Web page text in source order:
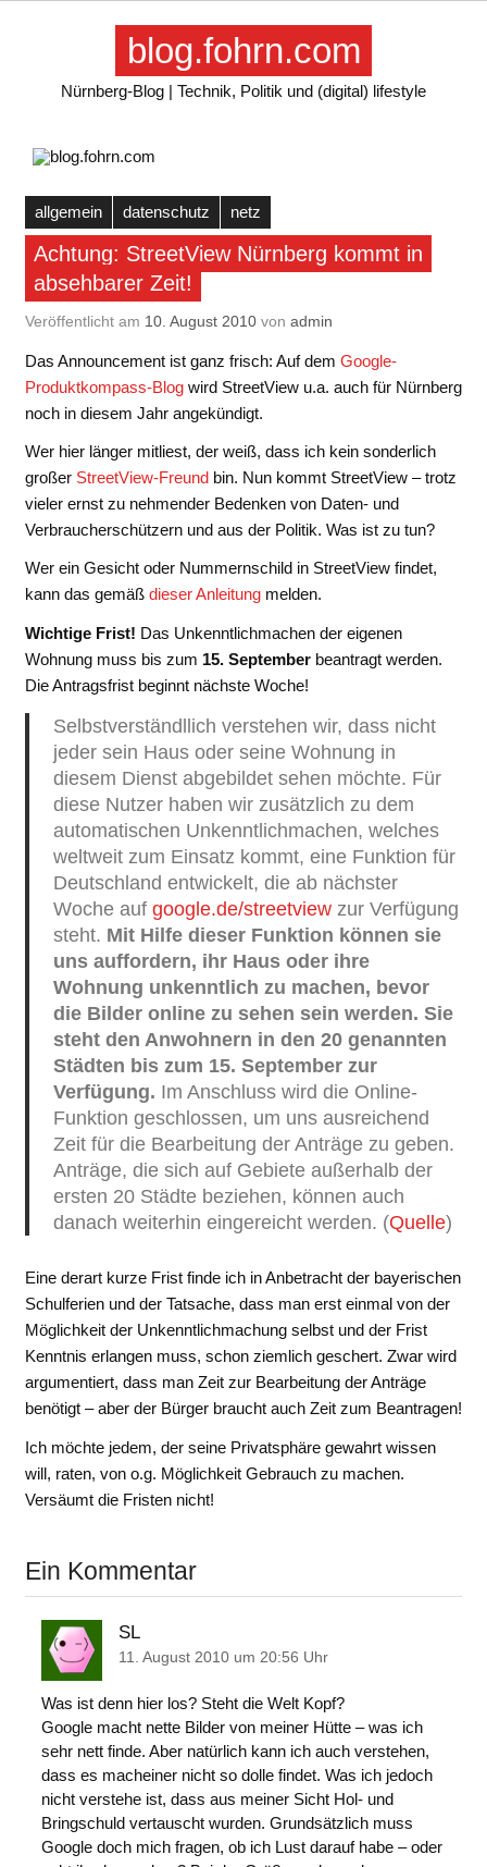
Skip
blog.fohrn.com
Nürnberg-Blog | Technik, Politik und (digital) lifestyle
allgemein datenschutz netz
Achtung: StreetView Nürnberg kommt in
absehbarer Zeit!
Veröffentlicht am 10. August 2010von admin
Das Announcement ist ganz frisch: Auf dem Google-
Produktkompass-Blogwird StreetView u.a. auch für Nürnberg
noch in diesem Jahr angekündigt.
Wer hier länger mitliest, der weiß, dass ich kein sonderlich
großer StreetView-Freundbin. Nun kommt StreetView – trotz
vieler ernst zu nehmender Bedenken von Daten- und
Verbraucherschützern und aus der Politik. Was ist zu tun?
Wer ein Gesicht oder Nummernschild in StreetView findet,
kann das gemäß dieser Anleitungmelden.
Wichtige Frist! Das Unkenntlichmachen der eigenen
Wohnung muss bis zum 15. Septemberbeantragt werden.
Die Antragsfrist beginnt nächste Woche!
Selbstverständllich verstehen wir, dass nicht
jeder sein Haus oder seine Wohnung in
diesem Dienst abgebildet sehen möchte. Für
diese Nutzer haben wir zusätzlich zu dem
automatischen Unkenntlichmachen, welches
weltweit zum Einsatz kommt, eine Funktion für
Deutschland entwickelt, die ab nächster
Woche aufgoogle.de/streetview zur Verfügung
steht. Mit Hilfe dieser Funktion können sie
uns auffordern, ihr Haus oder ihre
Wohnung unkenntlich zu machen, bevor
die Bilder online zu sehen sein werden. Sie
steht den Anwohnern in den 20 genannten
Städten bis zum 15. September zur
Verfügung. Im Anschluss wird die Online-
Funktion geschlossen, um uns ausreichend
Zeit für die Bearbeitung der Anträge zu geben.
Anträge, die sich auf Gebiete außerhalb der
ersten 20 Städte beziehen, können auch
danach weiterhin eingereicht werden. (Quelle)
Eine derart kurze Frist finde ich in Anbetracht der bayerischen
Schulferien und der Tatsache, dass man erst einmal von der
Möglichkeit der Unkenntlichmachung selbst und der Frist
Kenntnis erlangen muss, schon ziemlich geschert. Zwar wird
argumentiert, dass man Zeit zur Bearbeitung der Anträge
benötigt – aber der Bürger braucht auch Zeit zum Beantragen!
Ich möchte jedem, der seine Privatsphäre gewahrt wissen
will, raten, von o.g. Möglichkeit Gebrauch zu machen.
Versäumt die Fristen nicht!
Ein Kommentar
SL
11. August 2010 um 20:56 Uhr
Was ist denn hier los? Steht die Welt Kopf?
Google macht nette Bilder von meiner Hütte – was ich
sehr nett finde. Aber natürlich kann ich auch verstehen,
dass es macheiner nicht so dolle findet. Was ich jedoch
nicht verstehe ist, dass aus meiner Sicht Hol- und
Bringschuld vertauscht wurden. Grundsätzlich muss
Google doch mich fragen, ob ich Lust darauf habe – oder